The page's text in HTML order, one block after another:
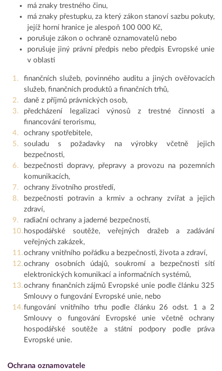
má znaky trestného činu,
má znaky přestupku, za který zákon stanoví sazbu pokuty,
jejíž horní hranice je alespoň 100 000 Kč,
porušuje zákon o ochraně oznamovatelů nebo
porušuje jiný právní předpis nebo předpis Evropské unie
v oblasti
finančních služeb, povinného auditu a jiných ověřovacích
služeb, finančních produktů a finančních trhů,
daně z příjmů právnických osob,
předcházení legalizaci výnosů z trestné činnosti a
financování terorismu,
ochrany spotřebitele,
souladu s požadavky na výrobky včetně jejich
bezpečnosti,
bezpečnosti dopravy, přepravy a provozu na pozemních
komunikacích,
ochrany životního prostředí,
bezpečnosti potravin a krmiv a ochrany zvířat a jejich
zdraví,
radiační ochrany a jaderné bezpečnosti,
hospodářské soutěže, veřejných dražeb a zadávání
veřejných zakázek,
ochrany vnitřního pořádku a bezpečnosti, života a zdraví,
ochrany osobních údajů, soukromí a bezpečnosti sítí
elektronických komunikací a informačních systémů,
ochrany finančních zájmů Evropské unie podle článku 325
Smlouvy o fungování Evropské unie, nebo
fungování vnitřního trhu podle článku 26 odst. 1 a 2
Smlouvy o fungování Evropské unie včetně ochrany
hospodářské soutěže a státní podpory podle práva
Evropské unie.
Ochrana oznamovatele